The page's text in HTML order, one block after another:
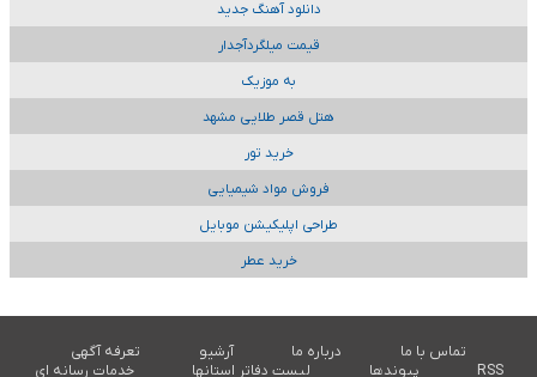
دانلود آهنگ جدید
قیمت میلگردآجدار
به موزیک
هتل قصر طلایی مشهد
خرید تور
فروش مواد شیمیایی
طراحی اپلیکیشن موبایل
خرید عطر
تماس با ما درباره ما آرشیو
تعرفه آگهی
RSS
پیوندها لیست دفاتر استانها خدمات رسانه ای